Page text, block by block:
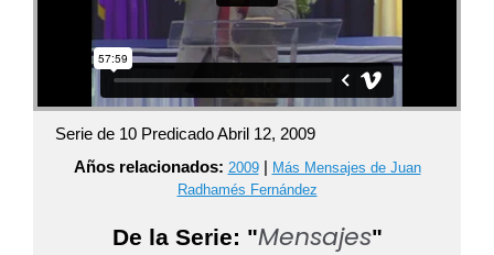
Serie de 10 Predicado Abril 12, 2009
Años relacionados: 2009| Más Mensajes de Juan
Radhamés Fernández
De la Serie: "Mensajes"